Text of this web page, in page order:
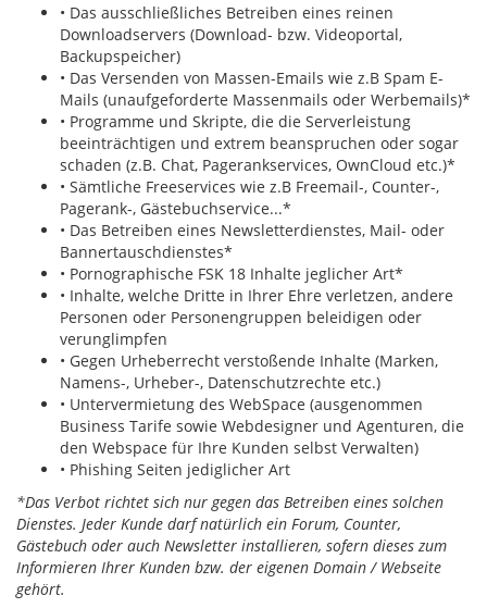
• Das ausschließliches Betreiben eines reinen
Downloadservers (Download- bzw. Videoportal,
Backupspeicher)
• Das Versenden von Massen-Emails wie z.B Spam E-
Mails (unaufgeforderte Massenmails oder Werbemails)*
• Programme und Skripte, die die Serverleistung
beeinträchtigen und extrem beanspruchen oder sogar
schaden (z.B. Chat, Pagerankservices, OwnCloud etc.)*
• Sämtliche Freeservices wie z.B Freemail-, Counter-,
Pagerank-, Gästebuchservice...*
• Das Betreiben eines Newsletterdienstes, Mail- oder
Bannertauschdienstes*
• Pornographische FSK 18 Inhalte jeglicher Art*
• Inhalte, welche Dritte in Ihrer Ehre verletzen, andere
Personen oder Personengruppen beleidigen oder
verunglimpfen
• Gegen Urheberrecht verstoßende Inhalte (Marken,
Namens-, Urheber-, Datenschutzrechte etc.)
• Untervermietung des WebSpace (ausgenommen
Business Tarife sowie Webdesigner und Agenturen, die
den Webspace für Ihre Kunden selbst Verwalten)
• Phishing Seiten jediglicher Art
*Das Verbot richtet sich nur gegen das Betreiben eines solchen
Dienstes. Jeder Kunde darf natürlich ein Forum, Counter,
Gästebuch oder auch Newsletter installieren, sofern dieses zum
Informieren Ihrer Kunden bzw. der eigenen Domain / Webseite
gehört.